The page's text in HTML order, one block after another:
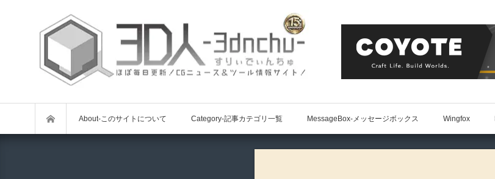
About-このサイトについて Category-記事カテゴリ一覧 MessageBox-メッセージボックス Wingfox